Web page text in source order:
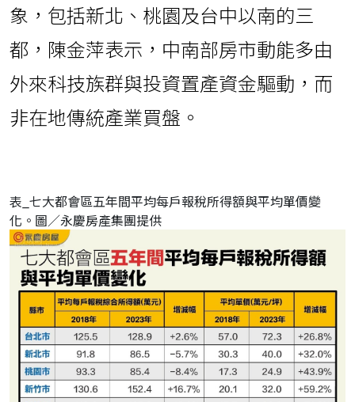
象，包括新北、桃園及台中以南的三
都，陳金萍表示，中南部房市動能多由
外來科技族群與投資置產資金驅動，而
非在地傳統產業買盤。
表_七大都會區五年間平均每戶報稅所得額與平均單價變
化。圖／永慶房產集團提供